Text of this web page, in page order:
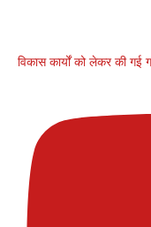
विकास कार्यों को लेकर की गई